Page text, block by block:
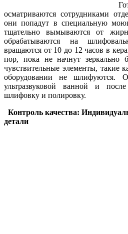
осматриваются сотрудниками
они попадут в специальную
тщательно вымываются от
обрабатываются на
вращаются от 10 до 12 часов в
пор, пока не начнут зеркально
чувствительные элементы, такие
оборудовании не шлифуются.
ультразвуковой ванной и
шлифовку и полировку.
Контроль качества:
детали